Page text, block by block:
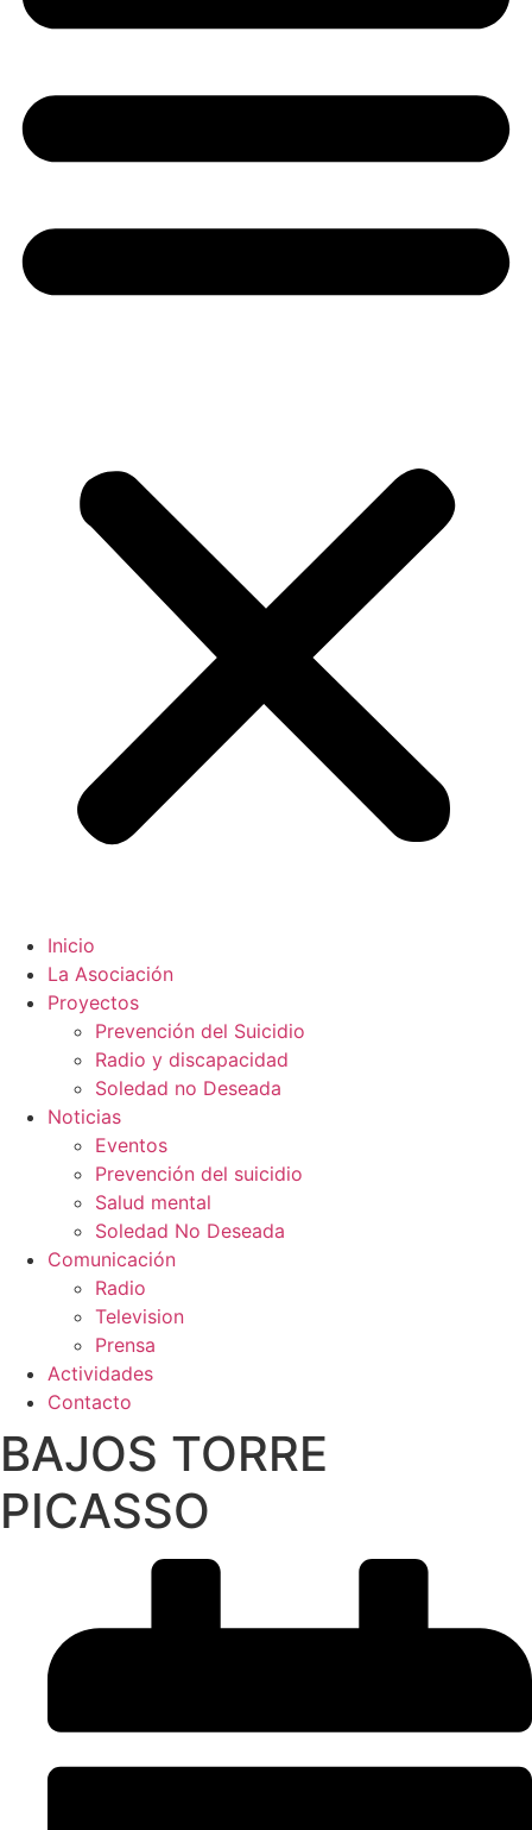
Inicio
La Asociación
Proyectos
Prevención del Suicidio
Radio y discapacidad
Soledad no Deseada
Noticias
Eventos
Prevención del suicidio
Salud mental
Soledad No Deseada
Comunicación
Radio
Television
Prensa
Actividades
Contacto
BAJOS TORRE
PICASSO